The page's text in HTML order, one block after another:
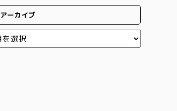
アーカイブ